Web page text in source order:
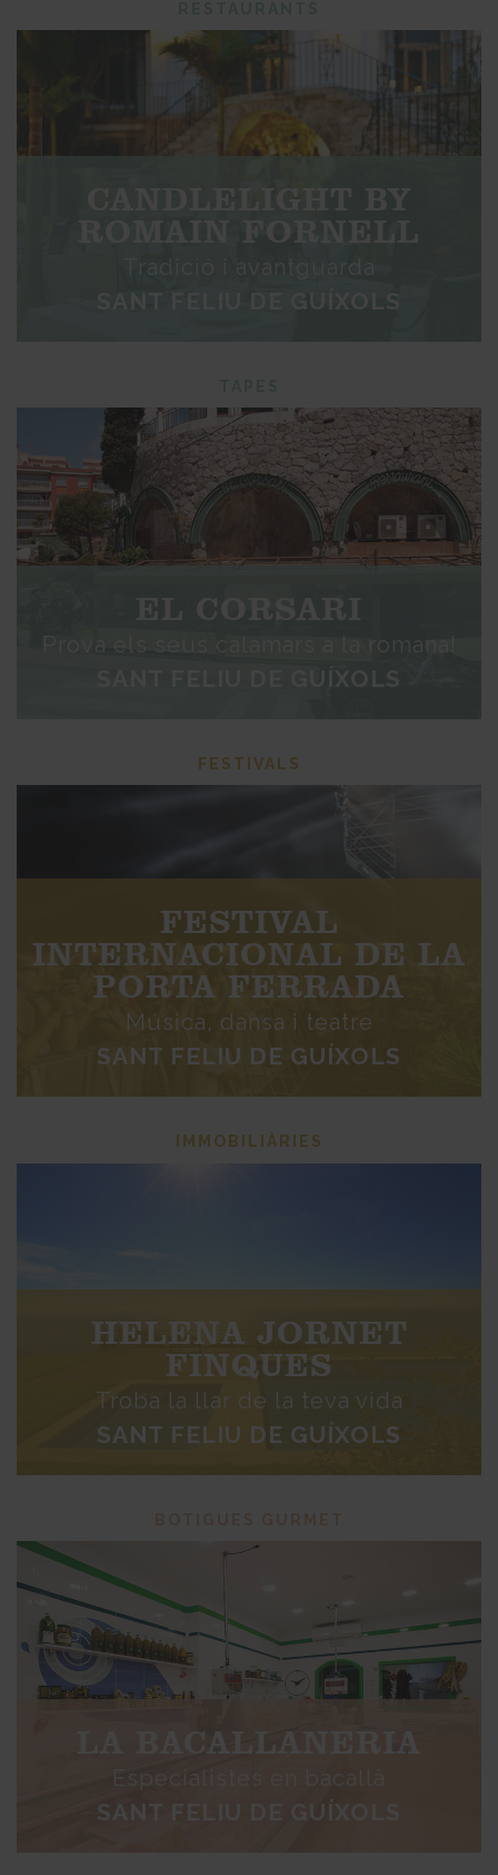
CANDLELIGHT BY
ROMAIN FORNELL
Tradició i avantguarda
SANT FELIU DE GUÍXOLS
EL CORSARI
Prova els seus calamars a la romana!
SANT FELIU DE GUÍXOLS
FESTIVALS
FESTIVAL
INTERNACIONAL DE LA
PORTA FERRADA
Música, dansa i teatre
SANT FELIU DE GUÍXOLS
IMMOBILIÀRIES
HELENA JORNET
FINQUES
Troba la llar de la teva vida
SANT FELIU DE GUÍXOLS
LA BACALLANERIA
Especialistes en bacallà
SANT FELIU DE GUÍXOLS